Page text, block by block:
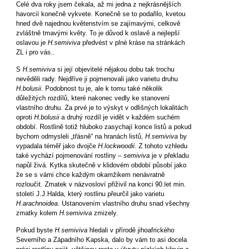
Celé dva roky jsem čekala, až mi jedna z nejkrásnějších
havorcií konečně vykvete. Konečně se to podařilo, kvetou
hned dvě najednou květenstvím se zajímavými, celkově
zvláštně tmavými květy. To je důvod k oslavě a nejlepší
oslavou je H.semiviva předvést v plné kráse na stránkách
ZL i pro vás..
S H.semiviva si její objevitelé nějakou dobu tak trochu
nevěděli rady. Nejdříve ji pojmenovali jako varietu druhu
H.bolusii. Podobnost tu je, ale k tomu také několik
důležitých rozdílů, které nakonec vedly ke stanovení
vlastního druhu. Za prvé je to výskyt v odlišných lokalitách
oproti H.bolusii a druhý rozdíl je vidět v každém suchém
období. Rostlině totiž hluboko zasychají konce listů a pokud
bychom odmysleli „třásně“ na hranách listů, H.semiviva by
vypadala téměř jako dvojče H.lockwoodii. Z tohoto vzhledu
také vychází pojmenování rostliny – semiviva je v překladu
napůl živá. Kytka skutečně v klidovém období působí jako
že se s vámi chce každým okamžikem nenávratně
rozloučit. Zmatek v názvosloví přiživil na konci 90.let min.
století J.J.Halda, který rostlinu přeurčil jako varietu
H.arachnoidea. Ustanovením vlastního druhu snad všechny
zmatky kolem H.semiviva zmizely.
Pokud byste H.semiviva hledali v přírodě jihoafrického
Severního a Západního Kapska, dalo by vám to asi docela